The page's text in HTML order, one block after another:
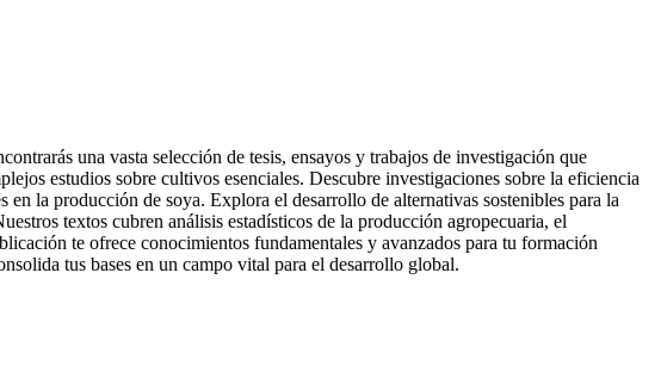
una vasta selección de tesis, ensayos y trabajos de investigación que
estudios sobre cultivos esenciales. Descubre investigaciones sobre la eficiencia
la producción de soya. Explora el desarrollo de alternativas sostenibles para la
textos cubren análisis estadísticos de la producción agropecuaria, el
te ofrece conocimientos fundamentales y avanzados para tu formación
tus bases en un campo vital para el desarrollo global.